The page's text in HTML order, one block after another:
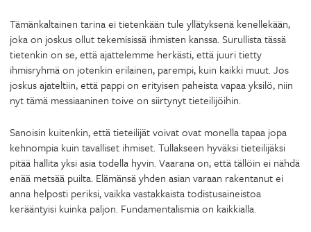
Tämänkaltainen tarina ei tietenkään tule yllätyksenä kenellekään,
joka on joskus ollut tekemisissä ihmisten kanssa. Surullista tässä
tietenkin on se, että ajattelemme herkästi, että juuri tietty
ihmisryhmä on jotenkin erilainen, parempi, kuin kaikki muut. Jos
joskus ajateltiin, että pappi on erityisen paheista vapaa yksilö, niin
nyt tämä messiaaninen toive on siirtynyt tieteilijöihin.
Sanoisin kuitenkin, että tieteilijät voivat ovat monella tapaa jopa
kehnompia kuin tavalliset ihmiset. Tullakseen hyväksi tieteilijäksi
pitää hallita yksi asia todella hyvin. Vaarana on, että tällöin ei nähdä
enää metsää puilta. Elämänsä yhden asian varaan rakentanut ei
anna helposti periksi, vaikka vastakkaista todistusaineistoa
kerääntyisi kuinka paljon. Fundamentalismia on kaikkialla.